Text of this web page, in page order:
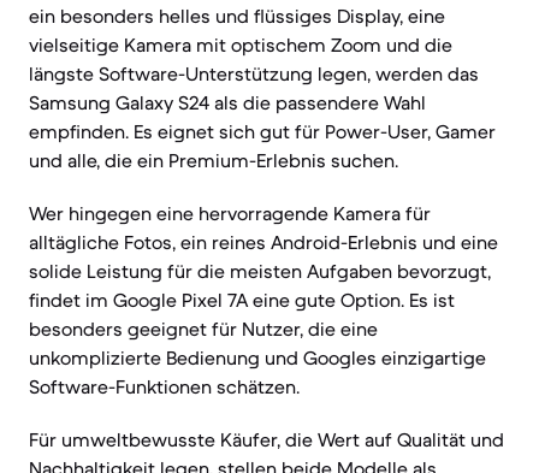
ein besonders helles und flüssiges Display, eine
vielseitige Kamera mit optischem Zoom und die
längste Software-Unterstützung legen, werden das
Samsung Galaxy S24 als die passendere Wahl
empfinden. Es eignet sich gut für Power-User, Gamer
und alle, die ein Premium-Erlebnis suchen.
Wer hingegen eine hervorragende Kamera für
alltägliche Fotos, ein reines Android-Erlebnis und eine
solide Leistung für die meisten Aufgaben bevorzugt,
findet im Google Pixel 7A eine gute Option. Es ist
besonders geeignet für Nutzer, die eine
unkomplizierte Bedienung und Googles einzigartige
Software-Funktionen schätzen.
Für umweltbewusste Käufer, die Wert auf Qualität und
Nachhaltigkeit legen, stellen beide Modelle als